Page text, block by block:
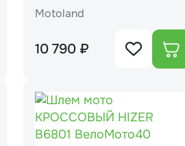
BLACK/GREY
Motoland
10 790 ₽